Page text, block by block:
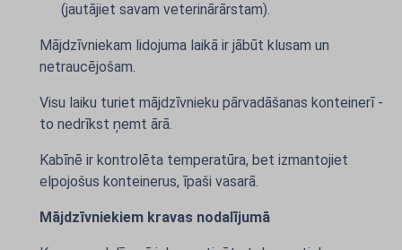
(jautājiet savam veterinārārstam).
Mājdzīvniekam lidojuma laikā ir jābūt klusam un
netraucējošam.
Visu laiku turiet mājdzīvnieku pārvadāšanas konteinerī -
to nedrīkst ņemt ārā.
Kabīnē ir kontrolēta temperatūra, bet izmantojiet
elpojošus konteinerus, īpaši vasarā.
Mājdzīvniekiem kravas nodalījumā